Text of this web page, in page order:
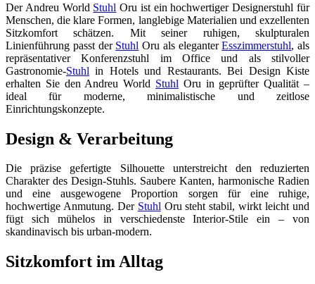
Der Andreu World Stuhl Oru ist ein hochwertiger Designerstuhl für
Menschen, die klare Formen, langlebige Materialien und exzellenten
Sitzkomfort schätzen. Mit seiner ruhigen, skulpturalen
Linienführung passt der Stuhl Oru als eleganterEsszimmerstuhl, als
repräsentativer Konferenzstuhl im Office und als stilvoller
Gastronomie-Stuhl in Hotels und Restaurants. Bei Design Kiste
erhalten Sie den Andreu World Stuhl Oru in geprüfter Qualität –
ideal für moderne, minimalistische und zeitlose
Einrichtungskonzepte.
Design & Verarbeitung
Die präzise gefertigte Silhouette unterstreicht den reduzierten
Charakter des Design-Stuhls. Saubere Kanten, harmonische Radien
und eine ausgewogene Proportion sorgen für eine ruhige,
hochwertige Anmutung. Der StuhlOru steht stabil, wirkt leicht und
fügt sich mühelos in verschiedenste Interior-Stile ein – von
skandinavisch bis urban-modern.
Sitzkomfort im Alltag